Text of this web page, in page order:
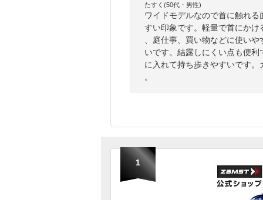
たすく(50代・男性)
ワイドモデルなので首に触れ
すい印象です。軽量で首にか
、庭仕事、買い物などに使い
いです。結露しにくい点も便
に入れて持ち歩きやすいです
。
1